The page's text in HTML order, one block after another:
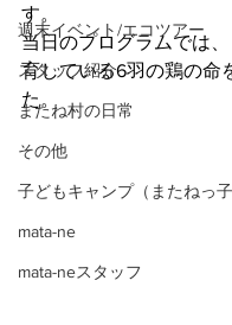
週末イベント/エコツアー
スタッフ紹介
またね村の日常
その他
子どもキャンプ（またねっ子
mata-ne
mata-neスタッフ
す。
当日のプログラムでは
育している6羽の鶏の命
た。